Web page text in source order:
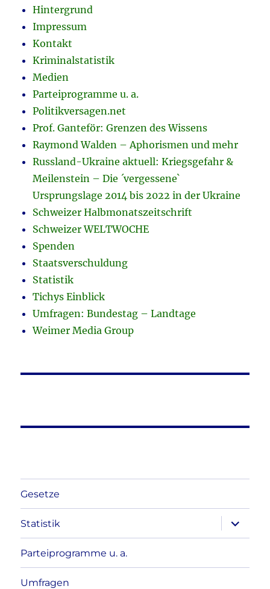
Hintergrund
Impressum
Kontakt
Kriminalstatistik
Medien
Parteiprogramme u. a.
Politikversagen.net
Prof. Ganteför: Grenzen des Wissens
Raymond Walden – Aphorismen und mehr
Russland-Ukraine aktuell: Kriegsgefahr &
Meilenstein – Die ´vergessene`
Ursprungslage 2014 bis 2022 in der Ukraine
Schweizer Halbmonatszeitschrift
Schweizer WELTWOCHE
Spenden
Staatsverschuldung
Statistik
Tichys Einblick
Umfragen: Bundestag – Landtage
Weimer Media Group
Gesetze
Statistik
anzeigen
Parteiprogramme u. a.
Umfragen